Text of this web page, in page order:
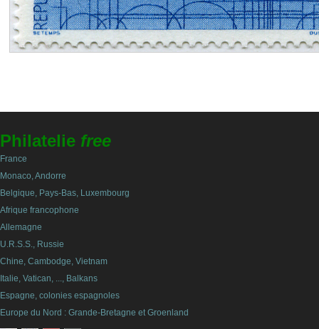
Philatelie free
France
Monaco, Andorre
Belgique, Pays-Bas, Luxembourg
Afrique francophone
Allemagne
U.R.S.S., Russie
Chine, Cambodge, Vietnam
Italie, Vatican, ..., Balkans
Espagne, colonies espagnoles
Europe du Nord : Grande-Bretagne et Groenland